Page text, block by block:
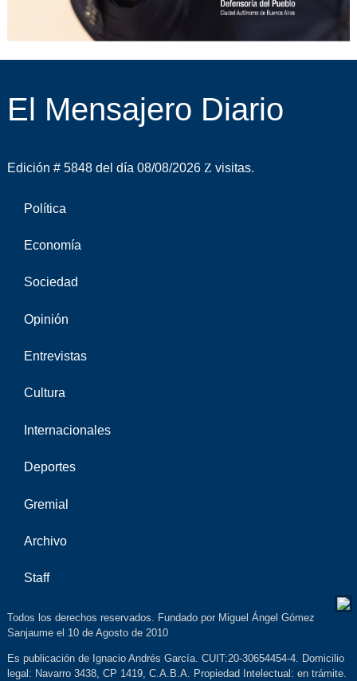
El Mensajero Diario
Edición # 5848 del día 08/08/2026 visitas.
Política
Economía
Sociedad
Opinión
Entrevistas
Cultura
Internacionales
Deportes
Gremial
Archivo
Staff
Todos los derechos reservados. Fundado por Miguel Ángel Gómez
Sanjaume el 10 de Agosto de 2010
Es publicación de Ignacio Andrés García. CUIT:20-30654454-4. Domicilio
legal: Navarro 3438, CP 1419, C.A.B.A. Propiedad Intelectual: en trámite.